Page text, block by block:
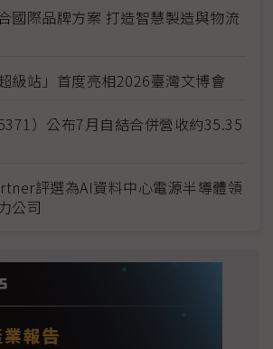
國際品牌方案 打造智慧製造與物流
級站」首度亮相2026臺灣文博會
）公布7月自結合併營收約35.35
評選為AI資料中心電源半導體領
公司